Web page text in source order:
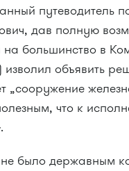
путеводитель
дав полную
большинство в
изволил объявить
„сооружение
что к
было державным